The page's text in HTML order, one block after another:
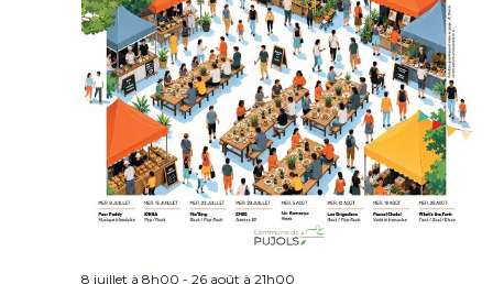
8 juillet à 8h00 - 26 août à 21h00